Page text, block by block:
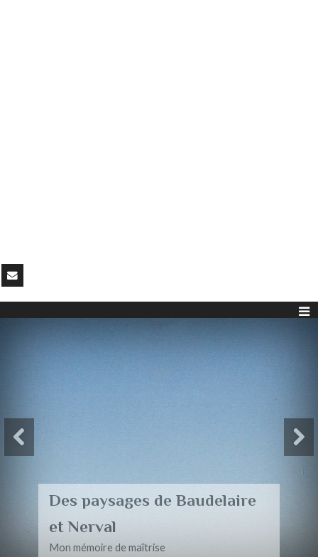
Des paysages de Baudelaire
et Nerval
Mon mémoire de maîtrise